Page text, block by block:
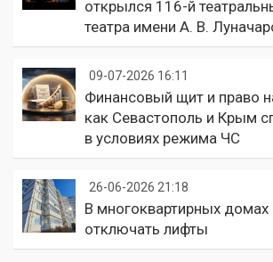
открылся 116-й
театра имени А. В.
09-07-2026 16:11
Финансовый щит и право
как Севастополь и Крым
в условиях режима ЧС
26-06-2026 21:18
В многоквартирных домах
отключать лифты